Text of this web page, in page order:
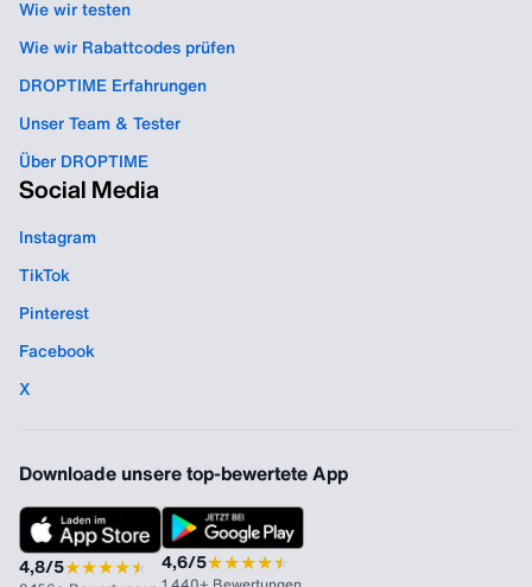
Wie wir testen
Wie wir Rabattcodes prüfen
DROPTIME Erfahrungen
Unser Team & Tester
Über DROPTIME
Social Media
Instagram
TikTok
Pinterest
Facebook
X
Downloade unsere top-bewertete App
4,8/5★★★★★
★ 4,6/5★★★★★
★
1.440+ Bewertungen